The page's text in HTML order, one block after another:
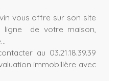
vous offre sur son site
ligne de votre maison,
au 03.21.18.39.39
immobilière avec